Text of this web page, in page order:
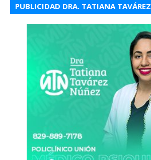
PUBLICIDAD DRA. TATIANA TAVÁREZ